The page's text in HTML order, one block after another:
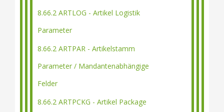
8.66.2 ARTLOG - Artikel Logistik
Parameter
8.66.2 ARTPAR - Artikelstamm
Parameter / Mandantenabhängige
Felder
8.66.2 ARTPCKG - Artikel Package